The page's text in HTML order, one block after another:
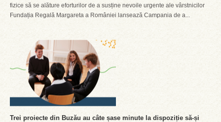
fizice să se alăture eforturilor de a susține nevoile urgente ale vârstnicilor
Fundația Regală Margareta a României lansează Campania de a...
Trei proiecte din Buzău au câte șase minute la dispoziție să-și